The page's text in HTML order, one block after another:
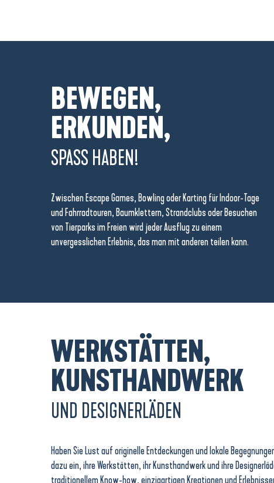
BEWEGEN,
ERKUNDEN,
SPASS HABEN!
Zwischen Escape Games, Bowling oder Karting für Indoor-Tage
und Fahrradtouren, Baumklettern, Strandclubs oder Besuchen
von Tierparks im Freien wird jeder Ausflug zu einem
unvergesslichen Erlebnis, das man mit anderen teilen kann.
WERKSTÄTTEN,
KUNSTHANDWERK
UND DESIGNERLÄDEN
Haben Sie Lust auf originelle Entdeckungen und lokale
dazu ein, ihre Werkstätten, ihr Kunsthandwerk und ihre
traditionellem Know-how, einzigartigen Kreationen und